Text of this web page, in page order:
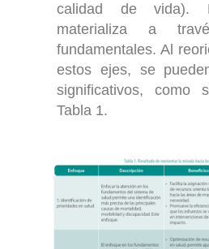
calidad de vida).
materializa a
fundamentales. Al
estos ejes, se
significativos, como
Tabla 1.